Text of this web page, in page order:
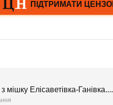
мішку Елісаветівка-Ганівка....